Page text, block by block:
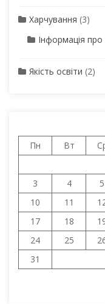
Харчування (3)
Інформація про
Якість освіти (2)
Пн
Вт
3
4 5
10
11
17
18
24
25
31